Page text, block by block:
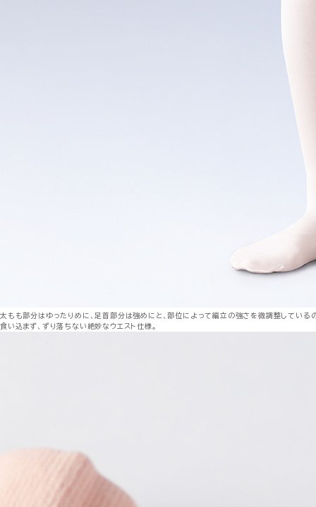
太もも部分はゆったりめに、足首部分は強めにと、部位によって編立の強さを微調整している
食い込まず、ずり落ちない絶妙なウエスト仕様。